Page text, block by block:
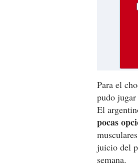
Para el
pudo
El
pocas
juicio del
semana.